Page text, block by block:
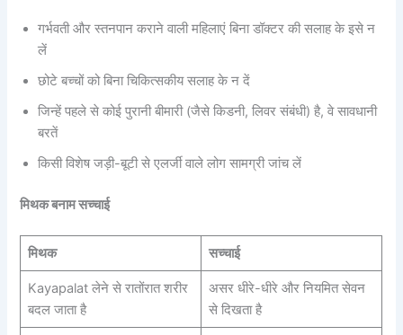
गर्भवती और स्तनपान कराने वाली महिलाएं बिना डॉक्टर की सलाह के इसे न
लें
छोटे बच्चों को बिना चिकित्सकीय सलाह के न दें
जिन्हें पहले से कोई पुरानी बीमारी (जैसे किडनी, लिवर संबंधी) है, वे सावधानी
बरतें
किसी विशेष जड़ी-बूटी से एलर्जी वाले लोग सामग्री जांच लें
मिथक बनाम सच्चाई
मिथक सच्चाई
Kayapalat लेने से रातोंरात शरीर
बदल जाता है
असर धीरे-धीरे और नियमित सेवन
से दिखता है